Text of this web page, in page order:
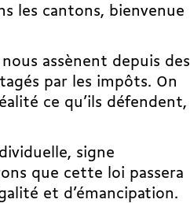
les cantons, bienvenue
assènent depuis des
par les impôts. On
ce qu’ils défendent,
signe
que cette loi passera
et d’émancipation.